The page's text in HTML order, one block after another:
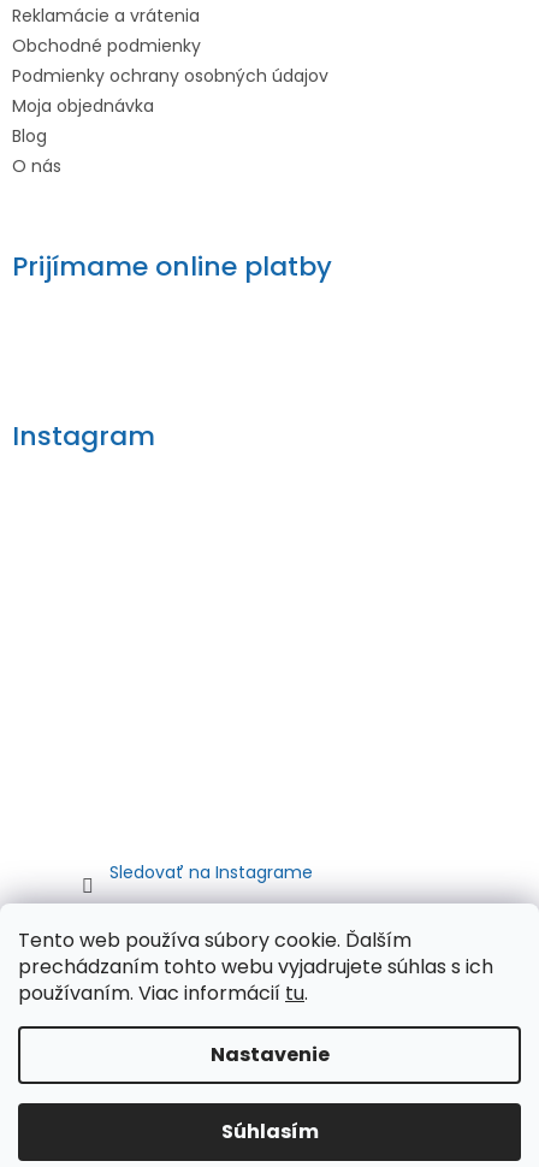
Tento web používa súbory cookie. Ďalším
prechádzaním tohto webu vyjadrujete súhlas s ich
používaním. Viac informácií tu.
Nastavenie
Súhlasím
Reklamácie a vrátenia
Obchodné podmienky
Podmienky ochrany osobných údajov
Moja objednávka
Blog
O nás
Prijímame online platby
Instagram
Sledovať na Instagrame
Vytvoril Shoptet
Autometa.sk. Všetky práva vyhradené.